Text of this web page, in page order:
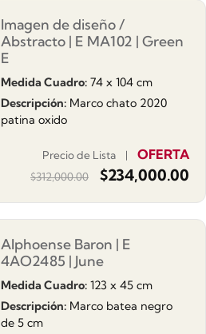
Imagen de diseño /
Abstracto | E MA102 | Green
E
Medida Cuadro: 74 x 104 cm
Descripción: Marco chato 2020
patina oxido
Precio de Lista | OFERTA
$312,000.00 $234,000.00
Alphoense Baron | E
4AO2485 | June
Medida Cuadro: 123 x 45 cm
Descripción: Marco batea negro
de 5 cm